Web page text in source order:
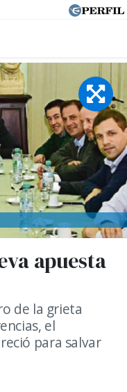
apuesta
de la grieta
el
para salvar